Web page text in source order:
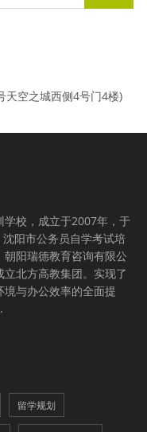
天空之城西侧4号门4楼)
校，成立于2007年，于
阳市公务员自学考试培
阳瑞德教育咨询有限公
北方高教集团。实现了
与办公效率的全面提
留学规划